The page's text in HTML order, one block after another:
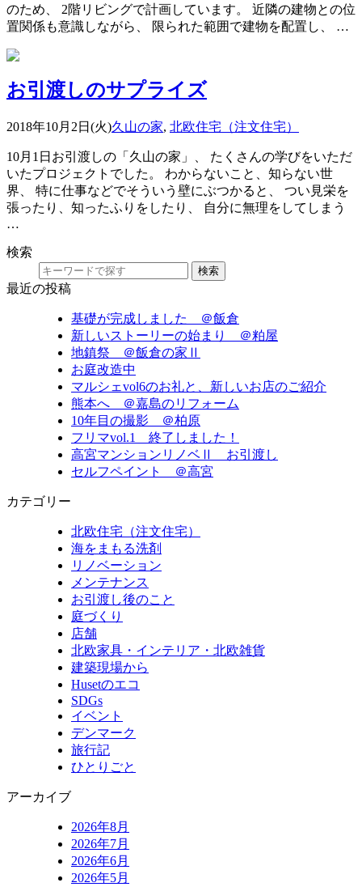
のため、 2階リビングで計画しています。 近隣の建物との位
置関係も意識しながら、 限られた範囲で建物を配置し、 …
お引渡しのサプライズ
2018年10月2日(火)久山の家, 北欧住宅（注文住宅）
10月1日お引渡しの「久山の家」、 たくさんの学びをいただ
いたプロジェクトでした。 わからないこと、知らない世
界、 特に仕事などでそういう壁にぶつかると、 つい見栄を
張ったり、知ったふりをしたり、 自分に無理をしてしまう
…
検索
検索
最近の投稿
基礎が完成しました ＠飯倉
新しいストーリーの始まり ＠粕屋
地鎮祭 ＠飯倉の家Ⅱ
お庭改造中
マルシェvol6のお礼と、新しいお店のご紹介
熊本へ ＠嘉島のリフォーム
10年目の撮影 ＠柏原
フリマvol.1 終了しました！
高宮マンションリノベⅡ お引渡し
セルフペイント ＠高宮
カテゴリー
北欧住宅（注文住宅）
海をまもる洗剤
リノベーション
メンテナンス
お引渡し後のこと
庭づくり
店舗
北欧家具・インテリア・北欧雑貨
建築現場から
Husetのエコ
SDGs
イベント
デンマーク
旅行記
ひとりごと
アーカイブ
2026年8月
2026年7月
2026年6月
2026年5月